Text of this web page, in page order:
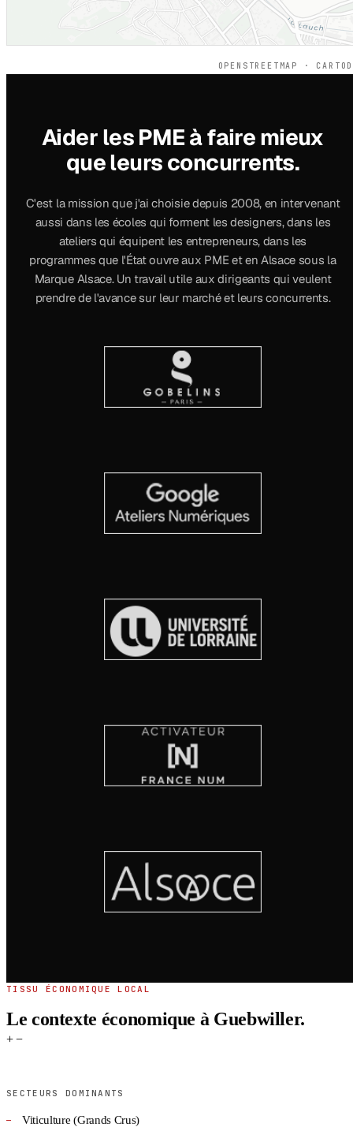
OPENSTREETMAP ·
Aider les PME à faire mieux
que leurs concurrents.
C'est la mission que j'ai choisie depuis 2008, en intervenant
aussi dans les écoles qui forment les designers, dans les
ateliers qui équipent les entrepreneurs, dans les
programmes que l'État ouvre aux PME et en Alsace sous la
Marque Alsace. Un travail utile aux dirigeants qui veulent
prendre de l'avance sur leur marché et leurs concurrents.
TISSU ÉCONOMIQUE LOCAL
Le contexte économique à Guebwiller.
+ −
SECTEURS DOMINANTS
Viticulture (Grands Crus)